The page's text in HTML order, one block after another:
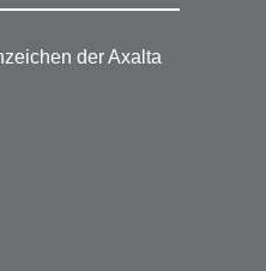
der Axalta